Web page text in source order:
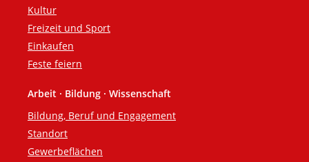
Kultur
Freizeit und Sport
Einkaufen
Feste feiern
Arbeit · Bildung · Wissenschaft
Bildung, Beruf und Engagement
Standort
Gewerbeflächen